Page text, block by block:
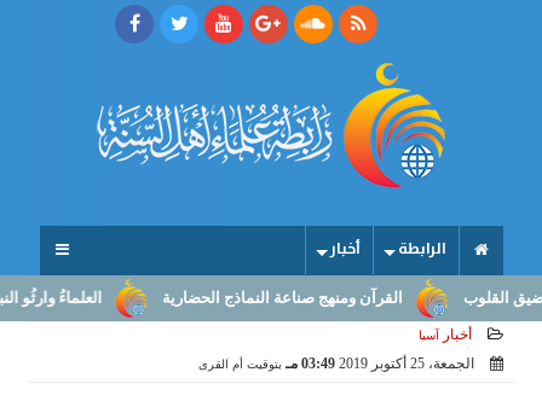
الرابطة أخبار
العلماءُ وارثُو النبوّة: من القرآن ومنهج صناعة النماذج الحضارية
أخبار آسيا
الجمعة، 25 أكتوبر 2019 03:49 مـ بتوقيت أم القرى